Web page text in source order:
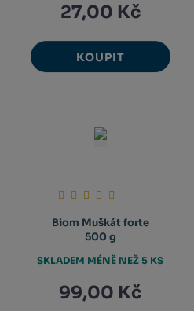
27,00 Kč
KOUPIT
Biom Muškát forte
500 g
99,00 Kč
SKLADEM MÉNĚ NEŽ 5 KS